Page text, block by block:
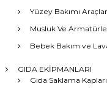
Yüzey Bakımı
Musluk Ve
Bebek Bakım ve
GIDA EKİPMANLARI
Gıda Saklama Kapları